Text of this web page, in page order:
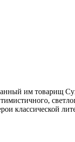
им товарищ
классической